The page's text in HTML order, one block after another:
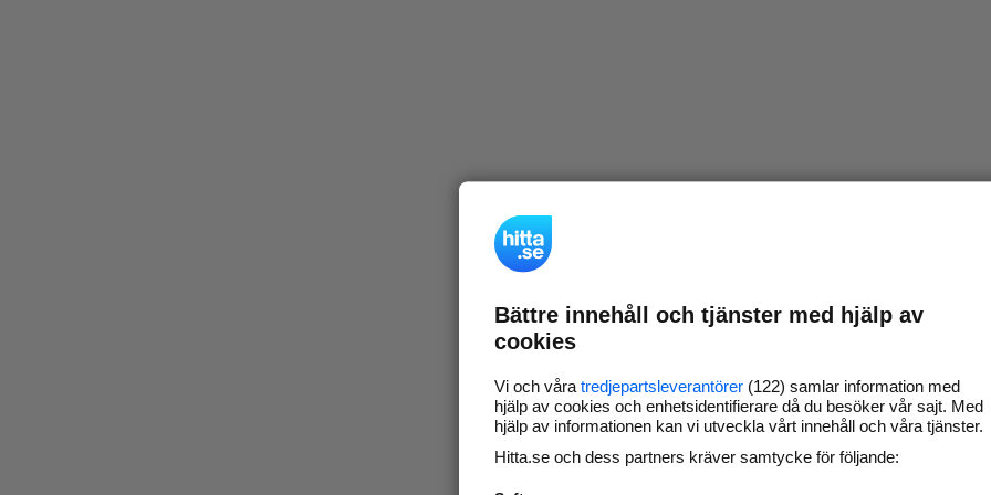
Bättre innehåll och tjänster med hjälp av
cookies
Vi och våra tredjepartsleverantörer (122) samlar information med
hjälp av cookies och enhetsidentifierare då du besöker vår sajt. Med
hjälp av informationen kan vi utveckla vårt innehåll och våra tjänster.
Hitta.se och dess partners kräver samtycke för följande: